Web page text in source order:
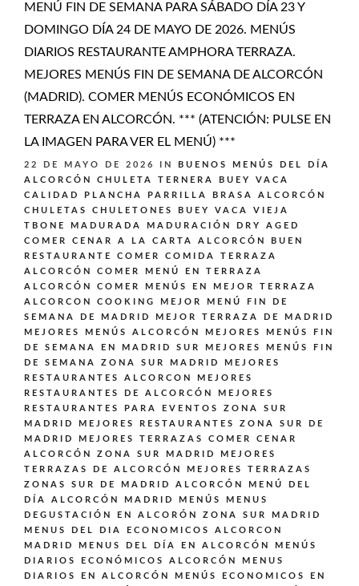
MENÚ FIN DE SEMANA PARA SÁBADO DÍA 23 Y
DOMINGO DÍA 24 DE MAYO DE 2026. MENÚS
DIARIOS RESTAURANTE AMPHORA TERRAZA.
MEJORES MENÚS FIN DE SEMANA DE ALCORCÓN
(MADRID). COMER MENÚS ECONÓMICOS EN
TERRAZA EN ALCORCÓN. *** (ATENCIÓN: PULSE EN
LA IMAGEN PARA VER EL MENÚ) ***
22 DE MAYO DE 2026 IN
BUENOS MENÚS DEL DÍA
ALCORCÓN
CHULETA TERNERA BUEY VACA
CALIDAD PLANCHA PARRILLA BRASA ALCORCÓN
CHULETAS CHULETONES BUEY VACA VIEJA
TBONE MADURADA MADURACIÓN DRY AGED
COMER CENAR A LA CARTA ALCORCÓN BUEN
RESTAURANTE
COMER COMIDA TERRAZA
ALCORCÓN
COMER MENÚ EN TERRAZA
ALCORCÓN
COMER MENÚS EN MEJOR TERRAZA
ALCORCON
COOKING
MEJOR MENÚ FIN DE
SEMANA DE MADRID
MEJOR TERRAZA DE MADRID
MEJORES MENÚS ALCORCÓN
MEJORES MENÚS FIN
DE SEMANA EN MADRID SUR
MEJORES MENÚS FIN
DE SEMANA ZONA SUR MADRID
MEJORES
RESTAURANTES ALCORCON
MEJORES
RESTAURANTES DE ALCORCÓN
MEJORES
RESTAURANTES PARA EVENTOS ZONA SUR
MADRID
MEJORES RESTAURANTES ZONA SUR DE
MADRID
MEJORES TERRAZAS COMER CENAR
ALCORCÓN ZONA SUR MADRID
MEJORES
TERRAZAS DE ALCORCÓN
MEJORES TERRAZAS
ZONAS SUR DE MADRID ALCORCÓN
MENÚ DEL
DÍA ALCORCÓN MADRID
MENÚS
MENUS
DEGUSTACIÓN EN ALCORÓN ZONA SUR MADRID
MENUS DEL DIA ECONOMICOS ALCORCON
MADRID
MENUS DEL DÍA EN ALCORCÓN
MENÚS
DIARIOS ECONÓMICOS ALCORCÓN
MENUS
DIARIOS EN ALCORCÓN
MENÚS ECONOMICOS EN